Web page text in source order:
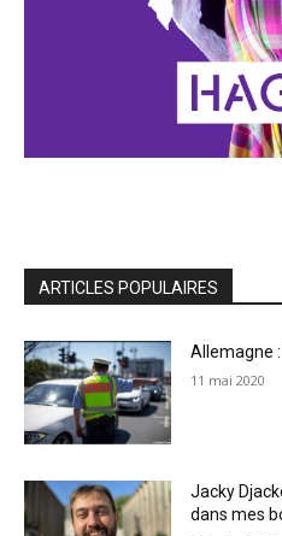
ARTICLES POPULAIRES
Allemagne
11 mai 2020
Jacky
dans mes